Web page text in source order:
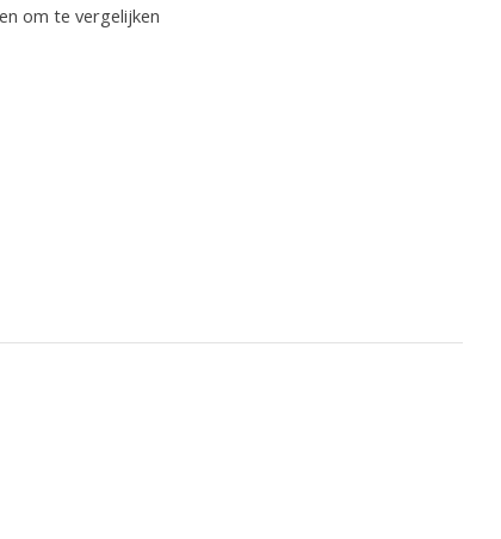
om te vergelijken